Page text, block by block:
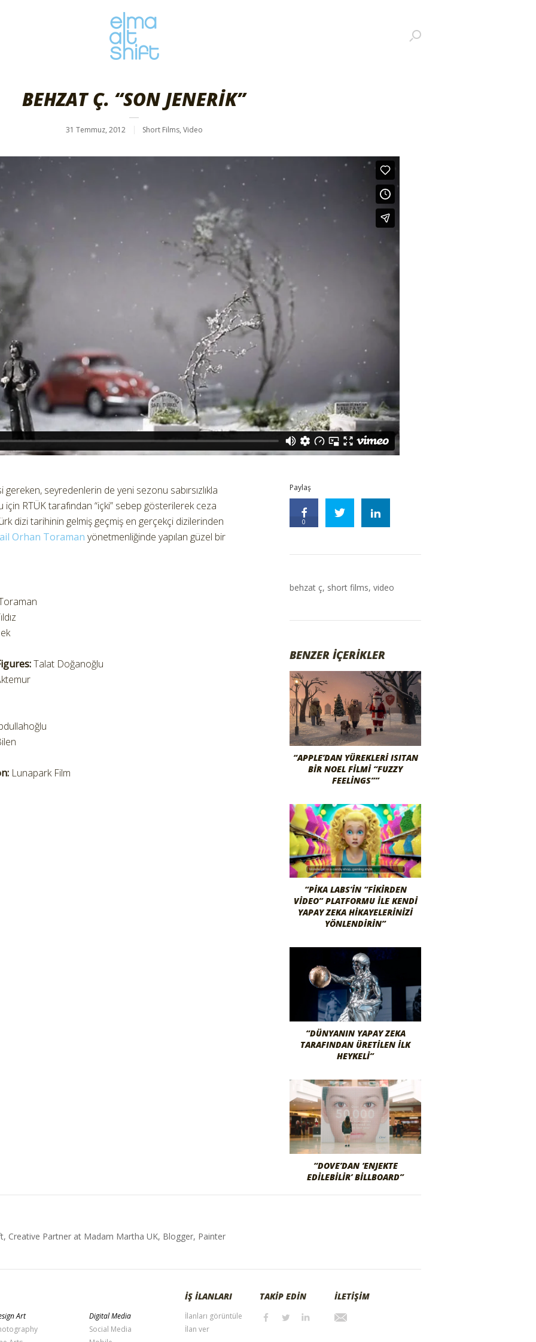
BEHZAT Ç. “SON JENERİK”
31 Temmuz, 2012 Short Films, Video
seyredenlerin de yeni sezonu sabırsızlıkla
RTÜK tarafından “içki” sebep gösterilerek ceza
dizi tarihinin gelmiş geçmiş en gerçekçi dizilerinden
Orhan Toraman yönetmenliğinde yapılan güzel bir
Talat Doğanoğlu
Lunapark Film
Paylaş
0
behzat ç, short films, video
BENZER İÇERİKLER
“APPLE’DAN YÜREKLERI ISITAN
BIR NOEL FILMI “FUZZY
FEELINGS””
“PIKA LABS’IN “FIKIRDEN
VIDEO” PLATFORMU ILE KENDI
YAPAY ZEKA HIKAYELERINIZI
YÖNLENDIRIN”
“DÜNYANIN YAPAY ZEKA
TARAFINDAN ÜRETILEN İLK
HEYKELI”
“DOVE’DAN ‘ENJEKTE
EDILEBILIR’ BILLBOARD”
Creative Partner at Madam Martha UK, Blogger, Painter
Art
Digital Media
Social Media
İŞ İLANLARI
İlanları görüntüle
İlan ver
TAKİP EDİN İLETİŞİM